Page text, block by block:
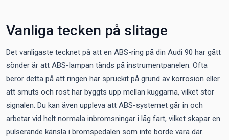
Vanliga tecken på slitage
Det vanligaste tecknet på att en ABS-ring på din Audi 90 har gått
sönder är att ABS-lampan tänds på instrumentpanelen. Ofta
beror detta på att ringen har spruckit på grund av korrosion eller
att smuts och rost har byggts upp mellan kuggarna, vilket stör
signalen. Du kan även uppleva att ABS-systemet går in och
arbetar vid helt normala inbromsningar i låg fart, vilket skapar en
pulserande känsla i bromspedalen som inte borde vara där.